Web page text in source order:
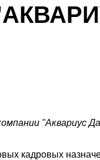
"Аквариус
кадровых